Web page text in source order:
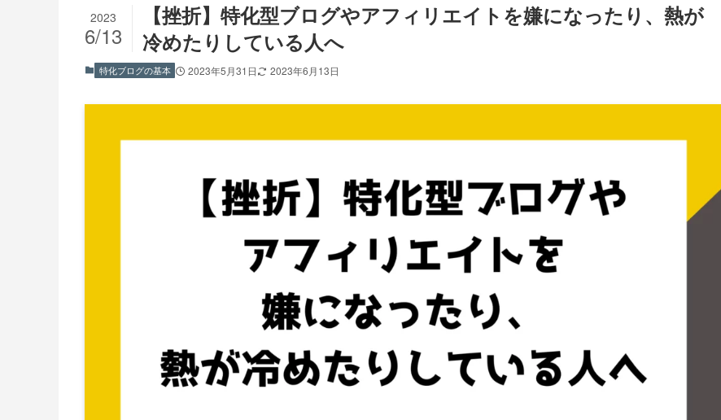
【挫折】特化型ブログやアフィリエイトを嫌になったり、熱が
冷めたりしている人へ
2023
6/13
特化ブログの基本 2023年5月31日 2023年6月13日